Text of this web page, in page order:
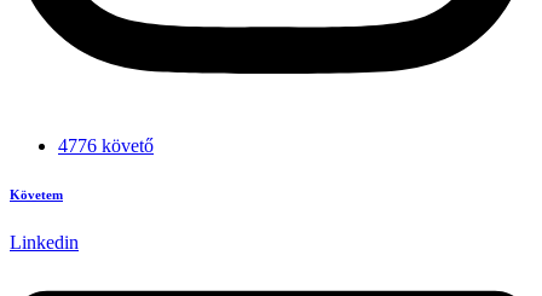
4776 követő
Követem
Linkedin